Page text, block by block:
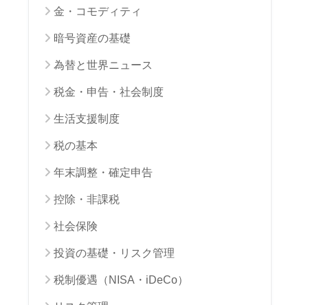
金・コモディティ
暗号資産の基礎
為替と世界ニュース
税金・申告・社会制度
生活支援制度
税の基本
年末調整・確定申告
控除・非課税
社会保険
投資の基礎・リスク管理
税制優遇（NISA・iDeCo）